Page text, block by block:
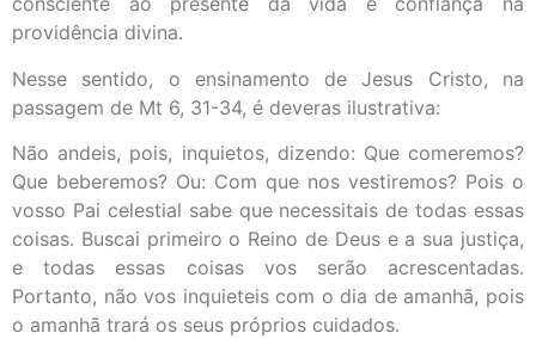
providência divina.
Nesse sentido, o ensinamento de Jesus Cristo, na
passagem de Mt 6, 31-34, é deveras ilustrativa:
Não andeis, pois, inquietos, dizendo: Que comeremos?
Que beberemos? Ou: Com que nos vestiremos? Pois o
vosso Pai celestial sabe que necessitais de todas essas
coisas. Buscai primeiro o Reino de Deus e a sua justiça,
e todas essas coisas vos serão acrescentadas.
Portanto, não vos inquieteis com o dia de amanhã, pois
o amanhã trará os seus próprios cuidados.